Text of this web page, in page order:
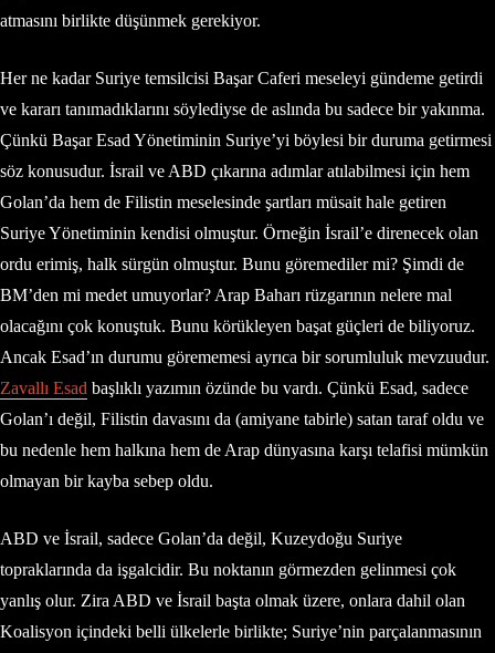
atmasını birlikte düşünmek gerekiyor.
Her ne kadar Suriye temsilcisi Başar Caferi meseleyi gündeme getirdi
ve kararı tanımadıklarını söylediyse de aslında bu sadece bir yakınma.
Çünkü Başar Esad Yönetiminin Suriye’yi böylesi bir duruma getirmesi
söz konusudur. İsrail ve ABD çıkarına adımlar atılabilmesi için hem
Golan’da hem de Filistin meselesinde şartları müsait hale getiren
Suriye Yönetiminin kendisi olmuştur. Örneğin İsrail’e direnecek olan
ordu erimiş, halk sürgün olmuştur. Bunu göremediler mi? Şimdi de
BM’den mi medet umuyorlar? Arap Baharı rüzgarının nelere mal
olacağını çok konuştuk. Bunu körükleyen başat güçleri de biliyoruz.
Ancak Esad’ın durumu görememesi ayrıca bir sorumluluk mevzuudur.
Zavallı Esad başlıklı yazımın özünde bu vardı. Çünkü Esad, sadece
Golan’ı değil, Filistin davasını da (amiyane tabirle) satan taraf oldu ve
bu nedenle hem halkına hem de Arap dünyasına karşı telafisi mümkün
olmayan bir kayba sebep oldu.
ABD ve İsrail, sadece Golan’da değil, Kuzeydoğu Suriye
topraklarında da işgalcidir. Bu noktanın görmezden gelinmesi çok
yanlış olur. Zira ABD ve İsrail başta olmak üzere, onlara dahil olan
Koalisyon içindeki belli ülkelerle birlikte; Suriye’nin parçalanmasının